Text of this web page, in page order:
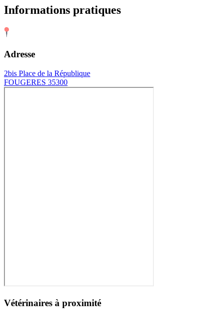
Informations pratiques
Adresse
2bis Place de la République
FOUGERES 35300
Vétérinaires à proximité